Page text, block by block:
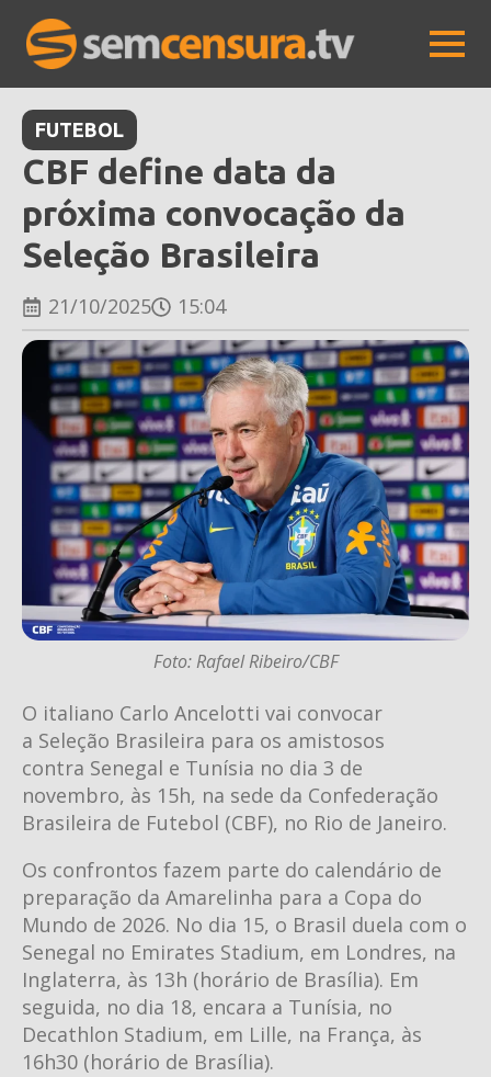
FUTEBOL
CBF define data da
próxima convocação da
Seleção Brasileira
21/10/2025 15:04
Foto: Rafael Ribeiro/CBF
O italiano Carlo Ancelotti vai convocar
a Seleção Brasileira para os amistosos
contra Senegal e Tunísia no dia 3 de
novembro, às 15h, na sede da Confederação
Brasileira de Futebol (CBF), no Rio de Janeiro.
Os confrontos fazem parte do calendário de
preparação da Amarelinha para a Copa do
Mundo de 2026. No dia 15, o Brasil duela com o
Senegal no Emirates Stadium, em Londres, na
Inglaterra, às 13h (horário de Brasília). Em
seguida, no dia 18, encara a Tunísia, no
Decathlon Stadium, em Lille, na França, às
16h30 (horário de Brasília).